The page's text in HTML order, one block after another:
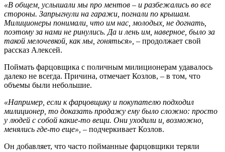
«В общем, услышали мы про ментов – и разбежались во все
стороны. Запрыгнули на гаражи, погнали по крышам.
Милиционеры понимали, что им нас, молодых, не догнать,
поэтому за нами не ринулись. Да и лень им, наверное, было за
такой мелочевкой, как мы, гоняться», – продолжает свой
рассказ Алексей.
Поймать фарцовщика с поличным милиционерам удавалось
далеко не всегда. Причина, отмечает Козлов, – в том, что
объемы были небольшие.
«Например, если к фарцовщику и покупателю подходил
милиционер, то доказать продажу ему было сложно: просто
у людей с собой какие-то вещи. Они уходили и, возможно,
менялись где-то еще», – подчеркивает Козлов.
Он добавляет, что часто пойманные фарцовщики теряли